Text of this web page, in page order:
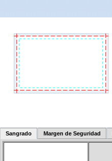
Sangrado Margen de Seguridad